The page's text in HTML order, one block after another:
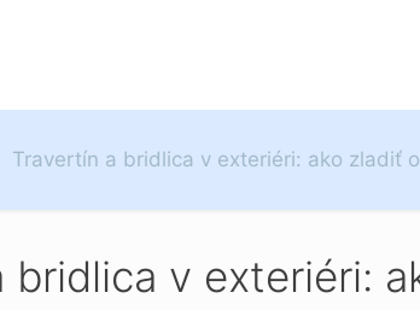
Travertín a bridlica v exteriéri: ako zladiť
bridlica v exteriéri: